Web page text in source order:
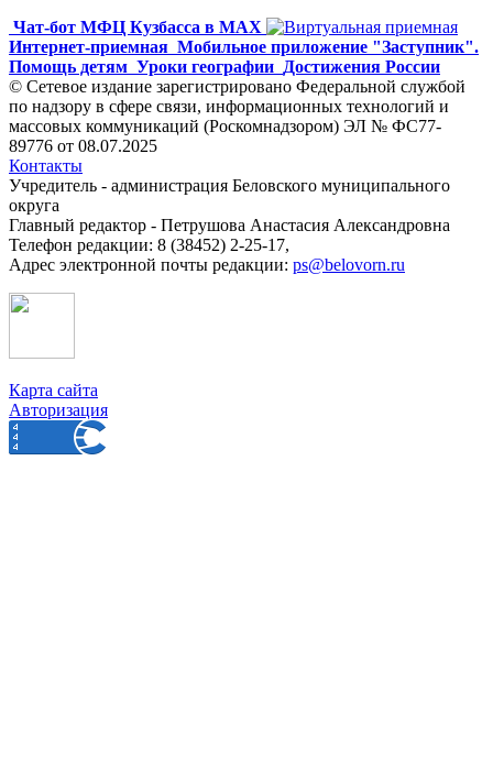
Чат-бот МФЦ Кузбасса в MAX
Интернет-приемная Мобильное приложение "Заступник".
Помощь детям Уроки географии Достижения России
© Сетевое издание зарегистрировано Федеральной службой
по надзору в сфере связи, информационных технологий и
массовых коммуникаций (Роскомнадзором) ЭЛ № ФС77-
89776 от 08.07.2025
Контакты
Учредитель - администрация Беловского муниципального
округа
Главный редактор - Петрушова Анастасия Александровна
Телефон редакции: 8 (38452) 2-25-17,
Адрес электронной почты редакции: ps@belovorn.ru
Карта сайта
Авторизация